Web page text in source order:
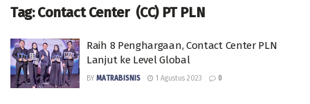
Tag:Contact Center (CC) PT PLN
Raih 8 Penghargaan, Contact Center PLN
Lanjut ke Level Global
BY MATRABISNIS 1 Agustus 2023 0